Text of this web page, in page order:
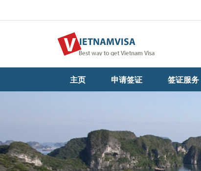
主页 申请签证 签证服务